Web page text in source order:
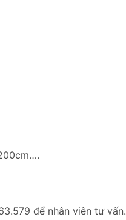
để nhân viên tư vấn.